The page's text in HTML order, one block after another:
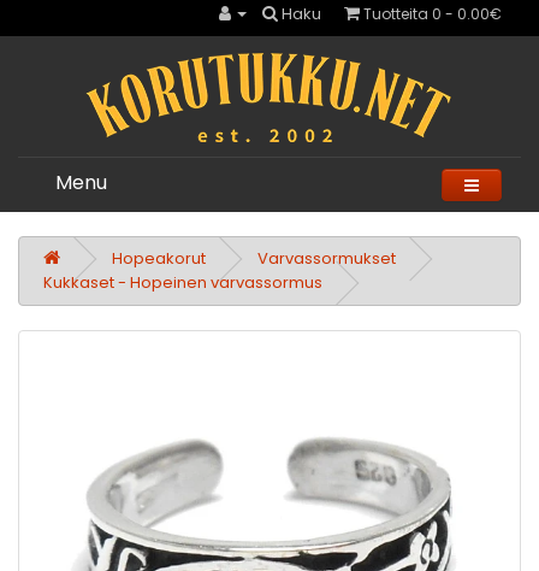
Haku Tuotteita 0 - 0.00€
Menu
Hopeakorut
Varvassormukset
Kukkaset - Hopeinen varvassormus